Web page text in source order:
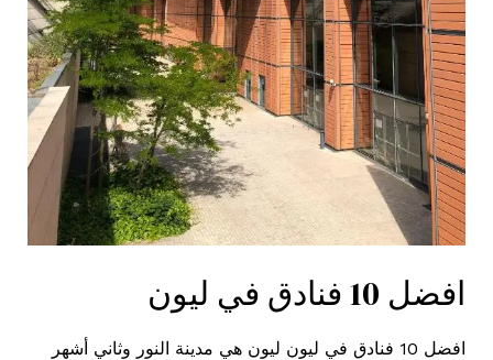
افضل 10 فنادق في ليون
افضل 10 فنادق في ليون ليون هي مدينة النور وثاني أشهر